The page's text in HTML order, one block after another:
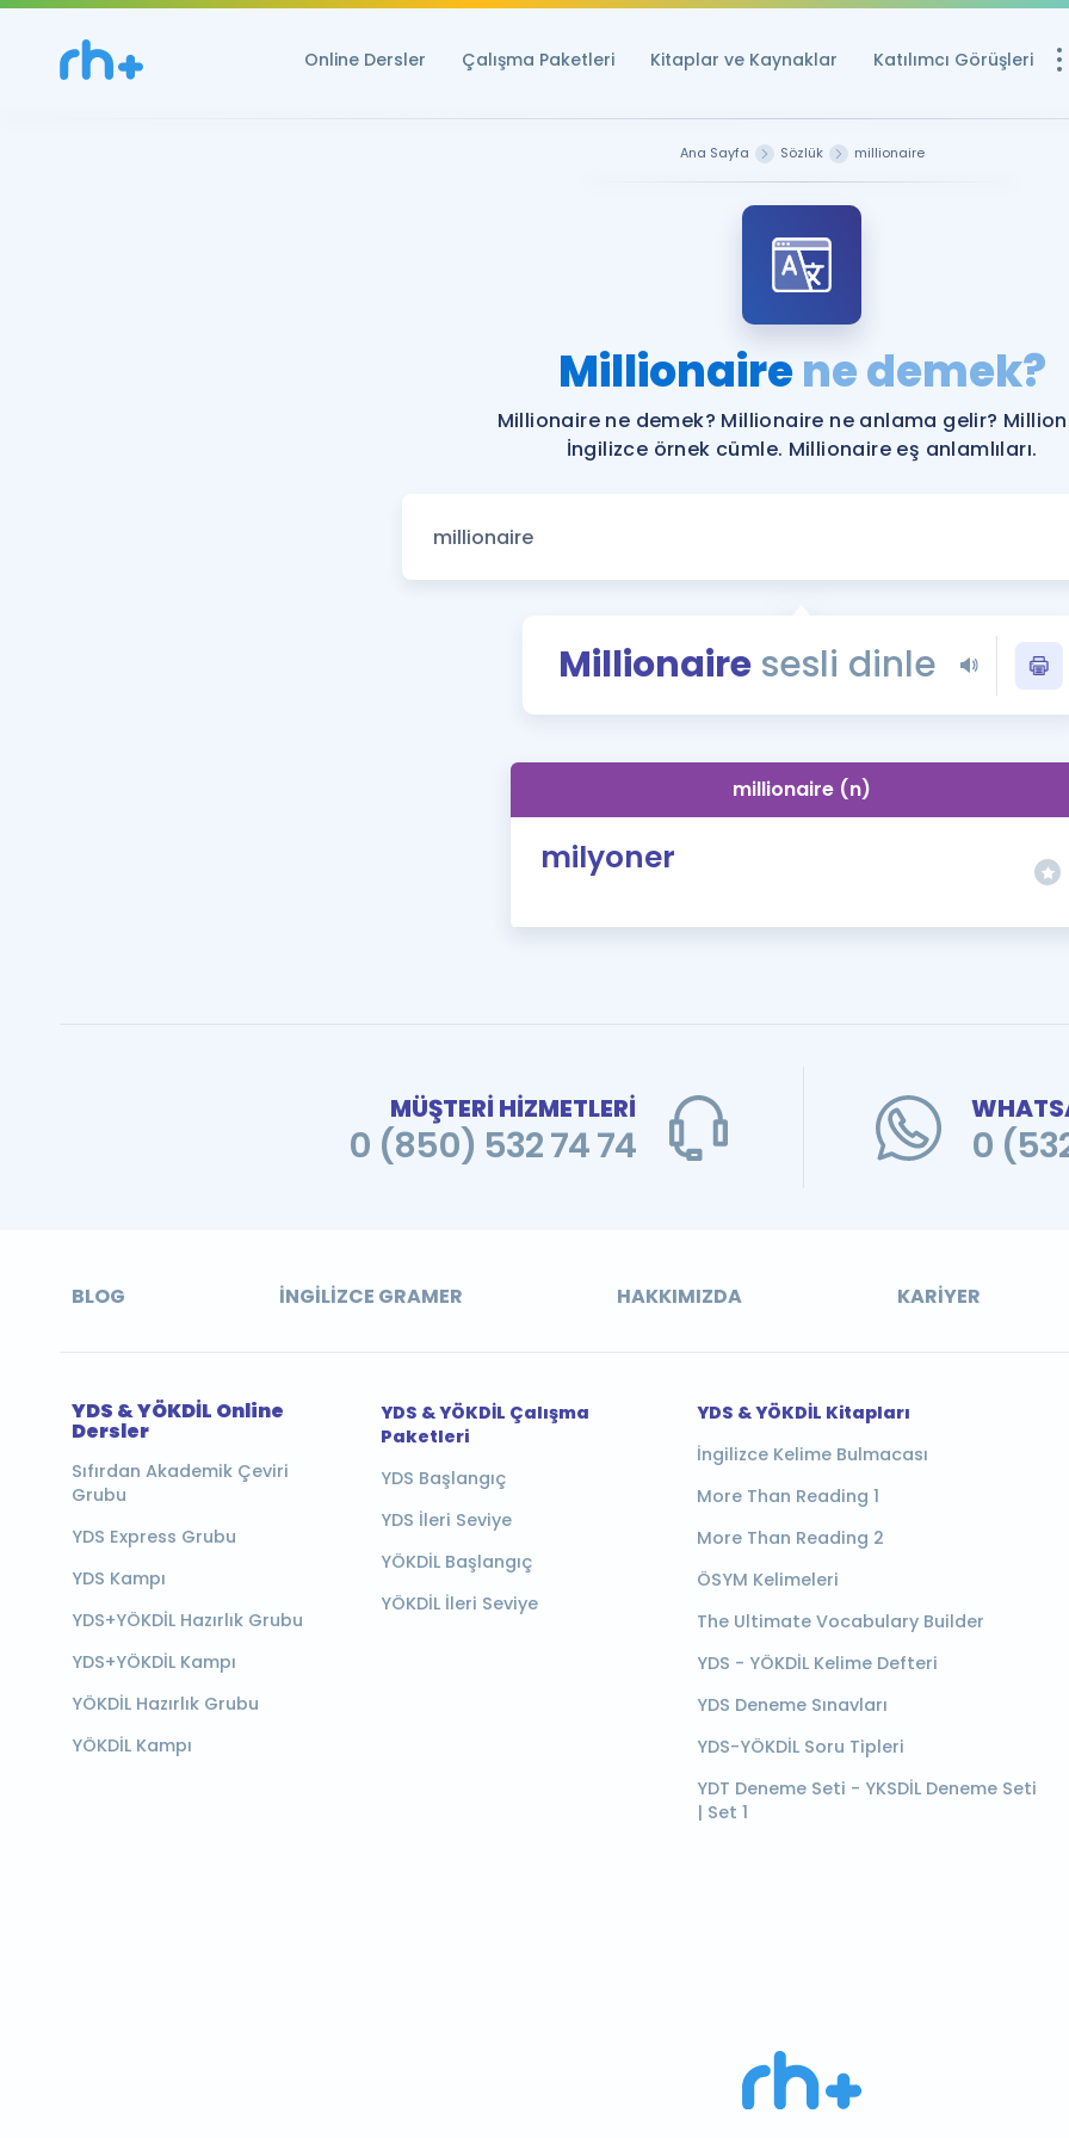
Online Dersler Çalışma Paketleri Kitaplar ve Kaynaklar Katılımcı Görüşleri
Ücretsiz
YDS ve YÖKDİL
YDS ve YÖKDİL'e
Tüm ÖSYM
YDS - YÖKDİL
İngilizce
Ana Sayfa Sözlük millionaire
Millionairene demek?
Millionaire ne demek? Millionaire ne anlama gelir?
İngilizce örnek cümle. Millionaire eş anlamlıları.
Millionairesesli dinle
millionaire (n)
milyoner
MÜŞTERİ HİZMETLERİ
0 (850) 532 74 74 0
BLOG İNGILIZCE GRAMER HAKKIMIZDA KARIYER
YDS & YÖKDİL Online
Dersler
Sıfırdan Akademik Çeviri
Grubu
YDS Express Grubu
YDS Kampı
YDS+YÖKDİL Hazırlık Grubu
YDS+YÖKDİL Kampı
YÖKDİL Hazırlık Grubu
YÖKDİL Kampı
YDS & YÖKDİL Çalışma
Paketleri
YDS Başlangıç
YDS İleri Seviye
YÖKDİL Başlangıç
YÖKDİL İleri Seviye
YDS & YÖKDİL Kitapları
İngilizce Kelime Bulmacası
More Than Reading 1
More Than Reading 2
ÖSYM Kelimeleri
The Ultimate Vocabulary Builder
YDS - YÖKDİL Kelime Defteri
YDS Deneme Sınavları
YDS-YÖKDİL Soru Tipleri
YDT Deneme Seti - YKSDİL Deneme Seti
| Set 1